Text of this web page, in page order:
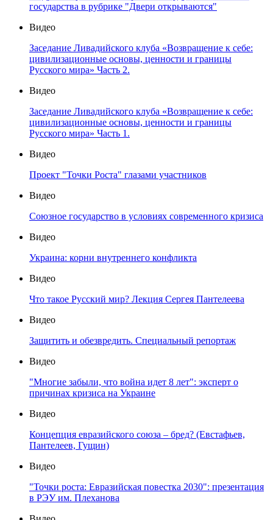
государства в рубрике "Двери открываются"
Видео
Заседание Ливадийского клуба «Возвращение к себе:
цивилизационные основы, ценности и границы
Русского мира» Часть 2.
Видео
Заседание Ливадийского клуба «Возвращение к себе:
цивилизационные основы, ценности и границы
Русского мира» Часть 1.
Видео
Проект "Точки Роста" глазами участников
Видео
Союзное государство в условиях современного кризиса
Видео
Украина: корни внутреннего конфликта
Видео
Что такое Русский мир? Лекция Сергея Пантелеева
Видео
Защитить и обезвредить. Специальный репортаж
Видео
"Многие забыли, что война идет 8 лет": эксперт о
причинах кризиса на Украине
Видео
Концепция евразийского союза – бред? (Евстафьев,
Пантелеев, Гущин)
Видео
"Точки роста: Евразийская повестка 2030": презентация
в РЭУ им. Плеханова